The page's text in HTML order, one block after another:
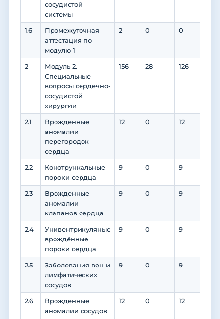
сосудистой
системы
1.6
Промежуточная
аттестация по
модулю 1
2 0 0
2
Модуль 2.
Специальные
вопросы сердечно-
сосудистой
хирургии
156 28 126
2.1
Врожденные
аномалии
перегородок
сердца
12 0 12
2.2
Конотрункальные
пороки сердца
9 0 9
2.3
Врожденные
аномалии
клапанов сердца
9 0 9
2.4
Унивентрикуляные
врождённые
пороки сердца
9 0 9
2.5
Заболевания вен и
лимфатических
сосудов
9 0 9
2.6
Врожденные
аномалии сосудов
12 0 12